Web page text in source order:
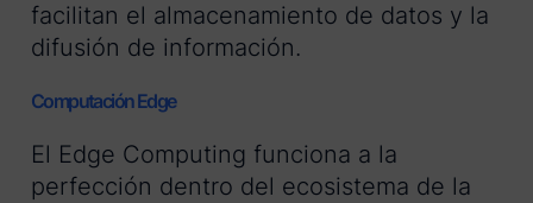
facilitan el almacenamiento de datos y la
difusión de información.
Computación Edge
El Edge Computing funciona a la
perfección dentro del ecosistema de la